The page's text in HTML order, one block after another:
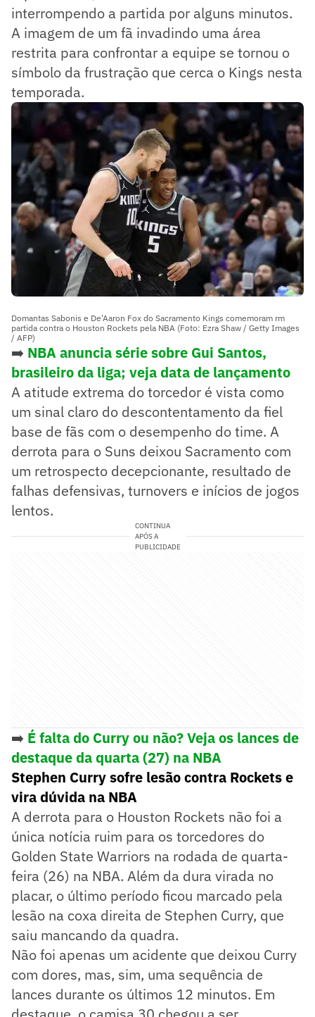
interrompendo a partida por alguns minutos.
A imagem de um fã invadindo uma área
restrita para confrontar a equipe se tornou o
símbolo da frustração que cerca o Kings nesta
temporada.
Domantas Sabonis e De'Aaron Fox do Sacramento Kings comemoram rm
partida contra o Houston Rockets pela NBA (Foto: Ezra Shaw / Getty Images
/ AFP)
➡️ NBA anuncia série sobre Gui Santos,
brasileiro da liga; veja data de lançamento
A atitude extrema do torcedor é vista como
um sinal claro do descontentamento da fiel
base de fãs com o desempenho do time. A
derrota para o Suns deixou Sacramento com
um retrospecto decepcionante, resultado de
falhas defensivas, turnovers e inícios de jogos
lentos.
CONTINUA
APÓS A
PUBLICIDADE
➡️ É falta do Curry ou não? Veja os lances de
destaque da quarta (27) na NBA
Stephen Curry sofre lesão contra Rockets e
vira dúvida na NBA
A derrota para o Houston Rockets não foi a
única notícia ruim para os torcedores do
Golden State Warriors na rodada de quarta-
feira (26) na NBA. Além da dura virada no
placar, o último período ficou marcado pela
lesão na coxa direita de Stephen Curry, que
saiu mancando da quadra.
Não foi apenas um acidente que deixou Curry
com dores, mas, sim, uma sequência de
lances durante os últimos 12 minutos. Em